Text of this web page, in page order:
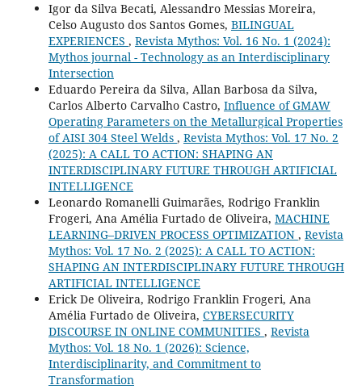
Igor da Silva Becati, Alessandro Messias Moreira,
Celso Augusto dos Santos Gomes, BILINGUAL
EXPERIENCES , Revista Mythos: Vol. 16 No. 1 (2024):
Mythos journal - Technology as an Interdisciplinary
Intersection
Eduardo Pereira da Silva, Allan Barbosa da Silva,
Carlos Alberto Carvalho Castro, Influence of GMAW
Operating Parameters on the Metallurgical Properties
of AISI 304 Steel Welds , Revista Mythos: Vol. 17 No. 2
(2025): A CALL TO ACTION: SHAPING AN
INTERDISCIPLINARY FUTURE THROUGH ARTIFICIAL
INTELLIGENCE
Leonardo Romanelli Guimarães, Rodrigo Franklin
Frogeri, Ana Amélia Furtado de Oliveira, MACHINE
LEARNING–DRIVEN PROCESS OPTIMIZATION , Revista
Mythos: Vol. 17 No. 2 (2025): A CALL TO ACTION:
SHAPING AN INTERDISCIPLINARY FUTURE THROUGH
ARTIFICIAL INTELLIGENCE
Erick De Oliveira, Rodrigo Franklin Frogeri, Ana
Amélia Furtado de Oliveira, CYBERSECURITY
DISCOURSE IN ONLINE COMMUNITIES , Revista
Mythos: Vol. 18 No. 1 (2026): Science,
Interdisciplinarity, and Commitment to
Transformation